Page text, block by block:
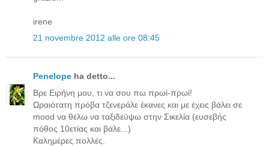
irene
21 novembre 2012 alle ore 08:45
Penelope ha detto...
Βρε Ειρήνη μου, τι να σου πω πρωί-πρωί!
Ωραιότατη πρόβα τζενεράλε έκανες και με έχεις βάλει σε
mood να θέλω να ταξιδεύψω στην Σικελία (ευσεβής
πόθος 10ετίας και βάλε...)
Καλημέρες πολλές.